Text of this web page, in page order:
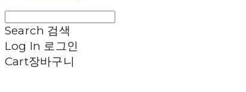
Search 검색
Log In 로그인
Cart장바구니